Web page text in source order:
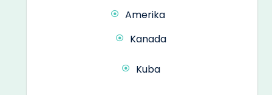
Amerika
Kanada
Kuba